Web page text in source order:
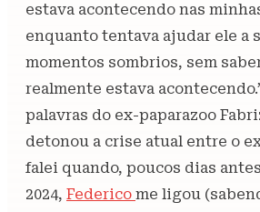
estava acontecendo nas
enquanto tentava ajudar ele a
momentos sombrios, sem
realmente estava
palavras do ex-paparazoo
detonou a crise atual entre o
falei quando, poucos dias
2024, Federico me ligou